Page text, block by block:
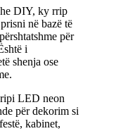
DIY, ky rrip
në bazë të
për
i
shenja ose
LED neon
për dekorim si
kabinet,